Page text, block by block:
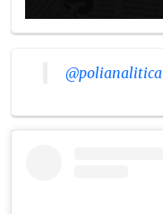
@polianalitica